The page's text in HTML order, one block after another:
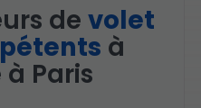
de volet
à
Paris